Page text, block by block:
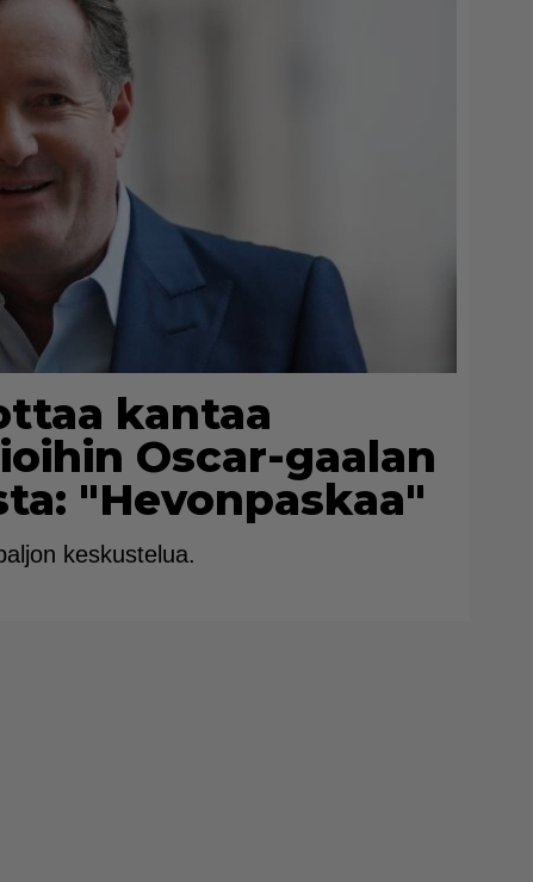
kantaa
Oscar-gaalan
"Hevonpaskaa"
keskustelua.